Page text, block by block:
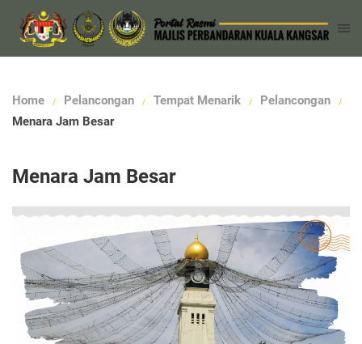
Home Pelancongan Tempat Menarik
Pelancongan
Menara Jam Besar
Menara Jam Besar